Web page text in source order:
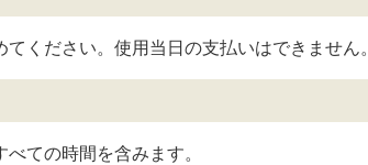
ください。使用当日の支払いはできません。
ての時間を含みます。